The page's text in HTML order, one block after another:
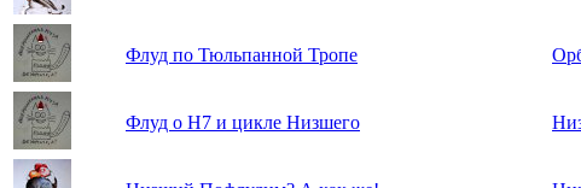
Флуд по Тюльпанной Тропе
Флуд о Н7 и цикле Низшего